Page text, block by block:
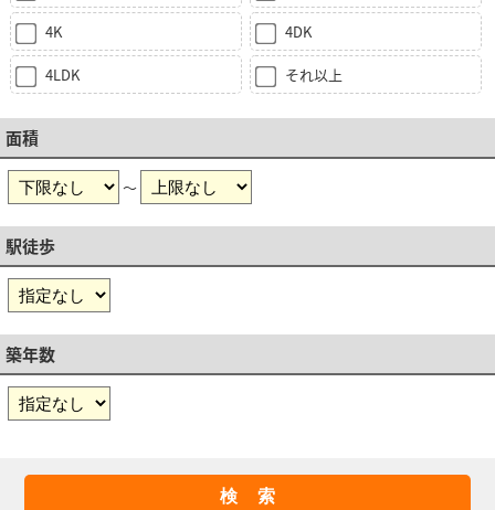
4K 4DK
4LDK それ以上
面積
～
駅徒歩
築年数